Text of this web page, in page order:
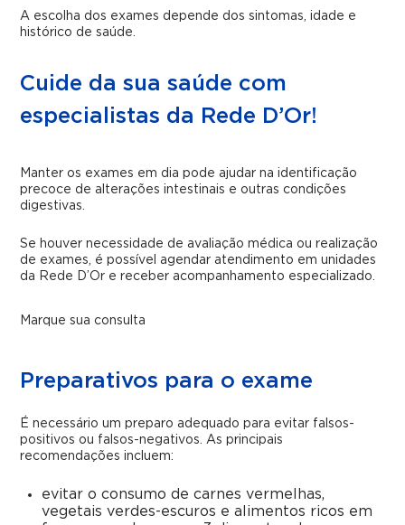
A escolha dos exames depende dos sintomas, idade e
histórico de saúde.
Cuide da sua saúde com
especialistas da Rede D’Or!
Manter os exames em dia pode ajudar na identificação
precoce de alterações intestinais e outras condições
digestivas.
Se houver necessidade de avaliação médica ou realização
de exames, é possível agendar atendimento em unidades
da Rede D’Or e receber acompanhamento especializado.
Marque sua consulta
Preparativos para o exame
É necessário um preparo adequado para evitar falsos-
positivos ou falsos-negativos. As principais
recomendações incluem:
evitar o consumo de carnes vermelhas,
vegetais verdes-escuros e alimentos ricos em